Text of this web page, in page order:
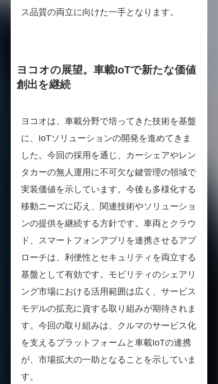
ス品質の両立に向けた一手となります。
ヨコオの展望。車載IoTで新たな価値
創出を継続
ヨコオは、車載分野で培ってきた技術を基盤
に、IoTソリューションの開発を進めてきま
した。今回の採用を通じ、カーシェアやレン
タカーの無人運用に不可欠な鍵管理の領域で
実装価値を示しています。今後も多様化する
移動ニーズに応え、関連技術やソリューショ
ンの提供を継続する方針です。車両とクラウ
ド、スマートフォンアプリを連携させるアプ
ローチは、利便性とセキュリティを両立する
基盤として有効です。モビリティのシェアリ
ング市場における活用範囲は広く、サービス
モデルの拡充に資する取り組みが期待されま
す。今回の取り組みは、クルマのサービス化
を支えるプラットフォームと車載IoTの連携
が、市場拡大の一助となることを示していま
す。